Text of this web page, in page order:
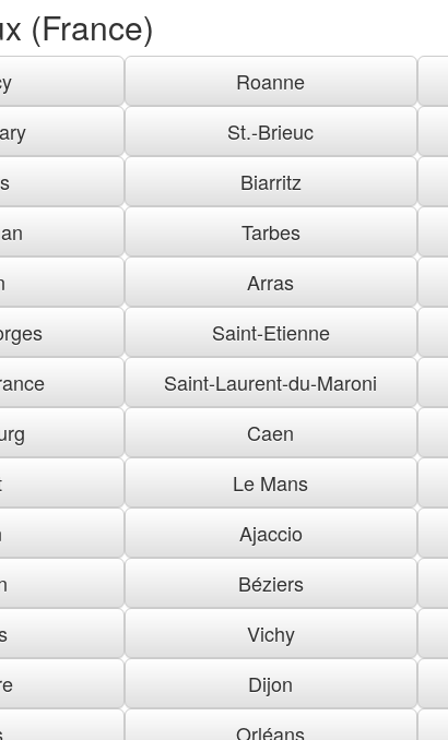
(France)
Roanne
St.-Brieuc
Biarritz
Tarbes
Arras
Saint-Etienne
Saint-Laurent-du-Maroni
Caen
Le Mans
Ajaccio
Béziers
Vichy
Dijon
Orléans